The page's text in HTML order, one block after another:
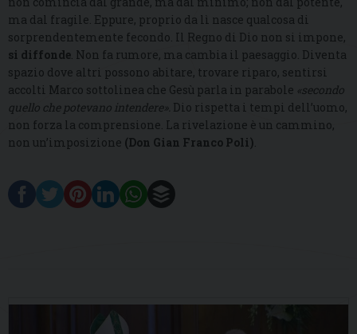
ma dal fragile. Eppure, proprio da lì nasce qualcosa di
sorprendentemente fecondo. Il Regno di Dio non si impone,
si diffonde. Non fa rumore, ma cambia il paesaggio. Diventa
spazio dove altri possono abitare, trovare riparo, sentirsi
accolti Marco sottolinea che Gesù parla in parabole «secondo
quello che potevano intendere». Dio rispetta i tempi dell’uomo,
non forza la comprensione. La rivelazione è un cammino,
non un’imposizione (Don Gian Franco Poli).